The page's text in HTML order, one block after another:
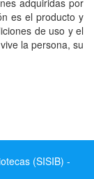
adquiridas por
es el producto y
de uso y el
la persona, su
(SISIB) -